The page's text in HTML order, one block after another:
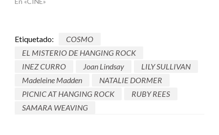
Etiquetado:
COSMO
EL MISTERIO DE HANGING ROCK
INEZ CURRO
Joan Lindsay
LILY SULLIVAN
Madeleine Madden
NATALIE DORMER
PICNIC AT HANGING ROCK
RUBY REES
SAMARA WEAVING